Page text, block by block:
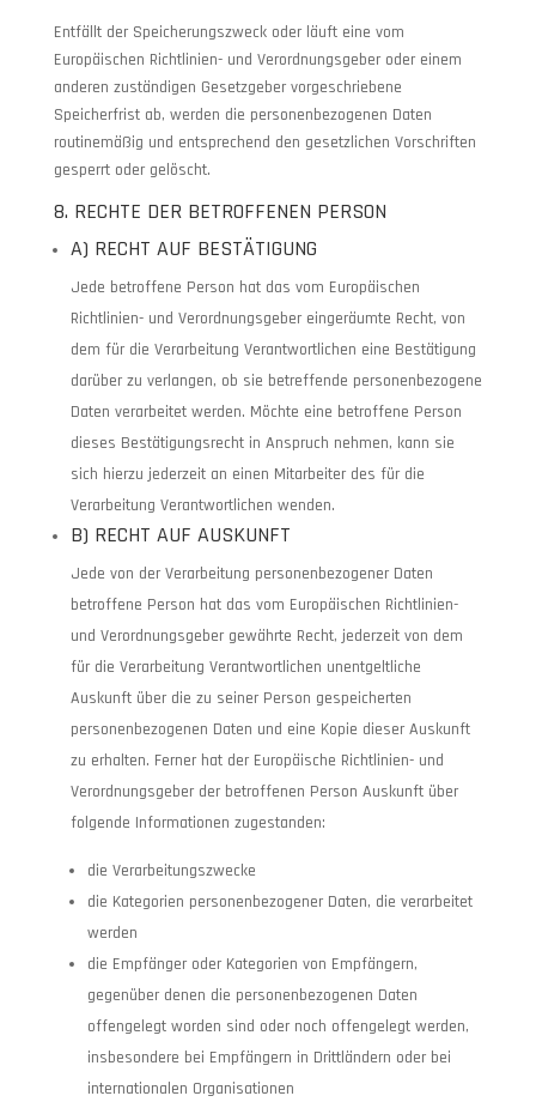
Entfällt der Speicherungszweck oder läuft eine vom
Europäischen Richtlinien- und Verordnungsgeber oder einem
anderen zuständigen Gesetzgeber vorgeschriebene
Speicherfrist ab, werden die personenbezogenen Daten
routinemäßig und entsprechend den gesetzlichen Vorschriften
gesperrt oder gelöscht.
8. RECHTE DER BETROFFENEN PERSON
A) RECHT AUF BESTÄTIGUNG
Jede betroffene Person hat das vom Europäischen
Richtlinien- und Verordnungsgeber eingeräumte Recht, von
dem für die Verarbeitung Verantwortlichen eine Bestätigung
darüber zu verlangen, ob sie betreffende personenbezogene
Daten verarbeitet werden. Möchte eine betroffene Person
dieses Bestätigungsrecht in Anspruch nehmen, kann sie
sich hierzu jederzeit an einen Mitarbeiter des für die
Verarbeitung Verantwortlichen wenden.
B) RECHT AUF AUSKUNFT
Jede von der Verarbeitung personenbezogener Daten
betroffene Person hat das vom Europäischen Richtlinien-
und Verordnungsgeber gewährte Recht, jederzeit von dem
für die Verarbeitung Verantwortlichen unentgeltliche
Auskunft über die zu seiner Person gespeicherten
personenbezogenen Daten und eine Kopie dieser Auskunft
zu erhalten. Ferner hat der Europäische Richtlinien- und
Verordnungsgeber der betroffenen Person Auskunft über
folgende Informationen zugestanden:
die Verarbeitungszwecke
die Kategorien personenbezogener Daten, die verarbeitet
werden
die Empfänger oder Kategorien von Empfängern,
gegenüber denen die personenbezogenen Daten
offengelegt worden sind oder noch offengelegt werden,
insbesondere bei Empfängern in Drittländern oder bei
internationalen Organisationen